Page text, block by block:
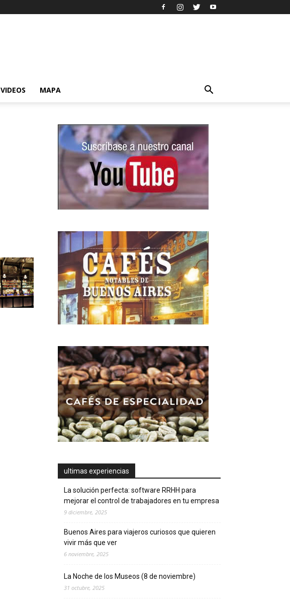
VIDEOS MAPA
ultimas experiencias
La solución perfecta: software RRHH para
mejorar el control de trabajadores en tu empresa
9 diciembre, 2025
Buenos Aires para viajeros curiosos que quieren
vivir más que ver
6 noviembre, 2025
La Noche de los Museos (8 de noviembre)
31 octubre, 2025